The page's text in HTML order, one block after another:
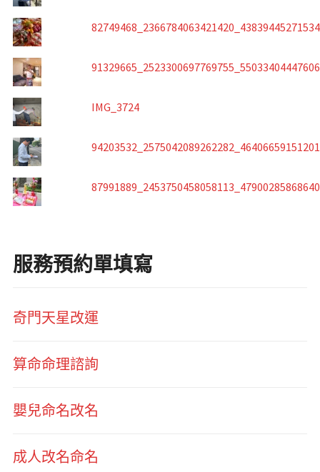
IMG_3724
服務預約單填寫
奇門天星改運
算命命理諮詢
嬰兒命名改名
成人改名命名